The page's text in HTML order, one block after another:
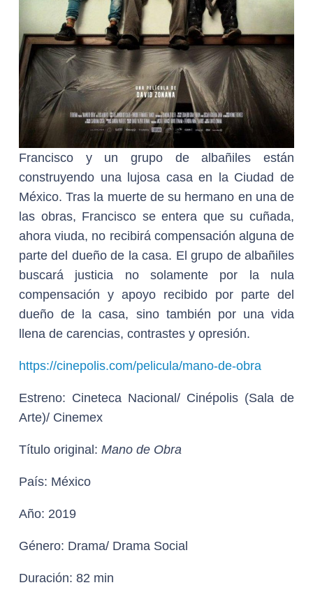
Francisco y un grupo de albañiles están
construyendo una lujosa casa en la Ciudad de
México. Tras la muerte de su hermano en una de
las obras, Francisco se entera que su cuñada,
ahora viuda, no recibirá compensación alguna de
parte del dueño de la casa. El grupo de albañiles
buscará justicia no solamente por la nula
compensación y apoyo recibido por parte del
dueño de la casa, sino también por una vida
llena de carencias, contrastes y opresión.
https://cinepolis.com/pelicula/mano-de-obra
Estreno: Cineteca Nacional/ Cinépolis (Sala de
Arte)/ Cinemex
Título original: Mano de Obra
País: México
Año: 2019
Género: Drama/ Drama Social
Duración: 82 min